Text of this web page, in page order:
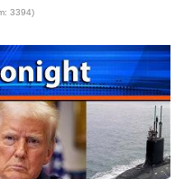
3394)